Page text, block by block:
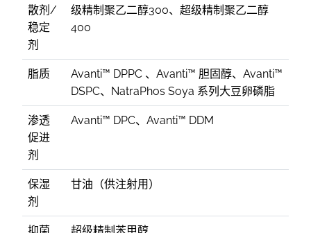
散剂/
稳定
剂
级精制聚乙二醇300、超级精制聚乙二醇
400
脂质
Avanti™ DPPC 、Avanti™ 胆固醇、Avanti™
DSPC、NatraPhos Soya 系列大豆卵磷脂
渗透
促进
剂
Avanti™ DPC、Avanti™ DDM
保湿
剂
甘油（供注射用）